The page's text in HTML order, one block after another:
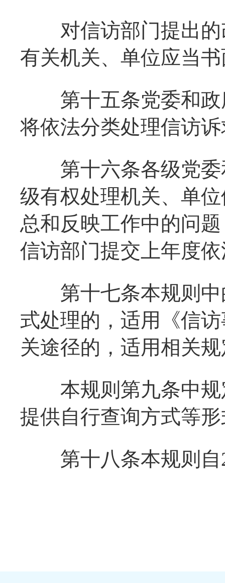
对信访部门提出的
有关机关、单位应当
第十五条党委和政
将依法分类处理信访
第十六条各级党委
级有权处理机关、单
总和反映工作中的问
信访部门提交上年度
第十七条本规则中
式处理的，适用《信
关途径的，适用相关
本规则第九条中规
提供自行查询方式等
第十八条本规则自